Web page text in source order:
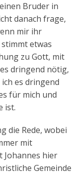
Bruder in
danach frage,
mir ihr
etwas
zu Gott, mit
dringend nötig,
es dringend
für mich und
ist.
die Rede, wobei
mit
Johannes hier
Gemeinde